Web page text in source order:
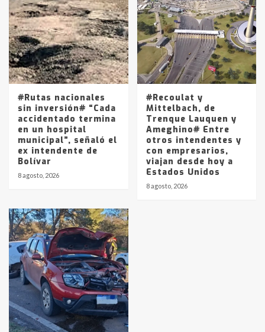
#Rutas nacionales
sin inversión# “Cada
accidentado termina
en un hospital
municipal”, señaló el
ex intendente de
Bolívar
8 agosto, 2026
#Recoulat y
Mittelbach, de
Trenque Lauquen y
Ameghino# Entre
otros intendentes y
con empresarios,
viajan desde hoy a
Estados Unidos
8 agosto, 2026